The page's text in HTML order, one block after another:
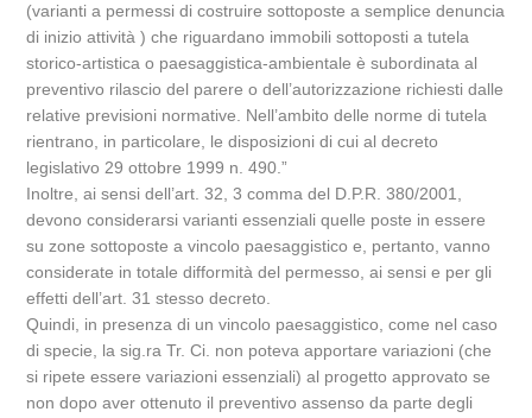
(varianti a permessi di costruire sottoposte a semplice denuncia
di inizio attività ) che riguardano immobili sottoposti a tutela
storico-artistica o paesaggistica-ambientale è subordinata al
preventivo rilascio del parere o dell’autorizzazione richiesti dalle
relative previsioni normative. Nell’ambito delle norme di tutela
rientrano, in particolare, le disposizioni di cui al decreto
legislativo 29 ottobre 1999 n. 490.”
Inoltre, ai sensi dell’art. 32, 3 comma del D.P.R. 380/2001,
devono considerarsi varianti essenziali quelle poste in essere
su zone sottoposte a vincolo paesaggistico e, pertanto, vanno
considerate in totale difformità del permesso, ai sensi e per gli
effetti dell’art. 31 stesso decreto.
Quindi, in presenza di un vincolo paesaggistico, come nel caso
di specie, la sig.ra Tr. Ci. non poteva apportare variazioni (che
si ripete essere variazioni essenziali) al progetto approvato se
non dopo aver ottenuto il preventivo assenso da parte degli